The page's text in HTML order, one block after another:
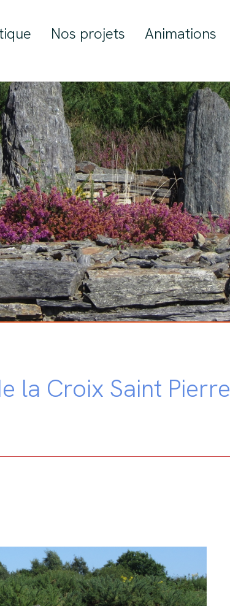
Nos projets Animations
la Croix Saint Pierre